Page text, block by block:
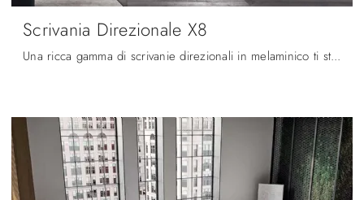
Scrivania Direzionale X8
Una ricca gamma di scrivanie direzionali in melaminico ti sta aspettando! Il modello Scrivania Direzionale X8 di Quadrifoglio ti sta aspettando!